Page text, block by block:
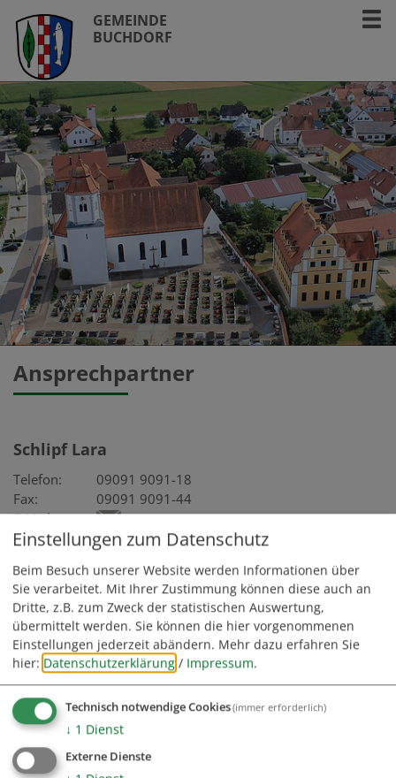
GEMEINDE
BUCHDORF
Ansprechpartner
Schlipf Lara
Telefon:
09091 9091-18
Fax:
09091 9091-44
E-Mail:
Zimmer:
106 / Rathaus Buchdorf
Fachbereich 1: Hauptamt - Geschäftsleitung
Aufgaben
Amtsblatt in der Donauwörther Zeitung
Gemeinde-/Stadtratssitzung; Erstellung einer Niederschrift
Gemeinde-/Stadtratssitzung; Vorbereitung
Hausnummernzuteilung
GEMEINDE BUCHDORF
Einstellungen zum Datenschutz
Beim Besuch unserer Website werden Informationen über
Sie verarbeitet. Mit Ihrer Zustimmung können diese auch an
Dritte, z.B. zum Zweck der statistischen Auswertung,
übermittelt werden. Sie können die hier vorgenommenen
Einstellungen jederzeit abändern. Mehr dazu erfahren Sie
hier: Datenschutzerklärung / Impressum.
Technisch notwendige Cookies(immer erforderlich)
↓ 1 Dienst
Externe Dienste